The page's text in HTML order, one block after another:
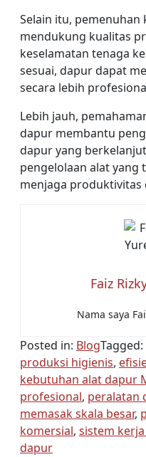
Selain itu,
mendukung kualitas
keselamatan tenaga
sesuai, dapur dapat
secara lebih
Lebih jauh,
dapur membantu
dapur yang
pengelolaan alat yang
menjaga produktivitas
Faiz
Nama saya
Posted in: BlogTagged:
produksi higienis,
kebutuhan alat dapur
profesional, peralatan
memasak skala besar,
komersial, sistem
dapur